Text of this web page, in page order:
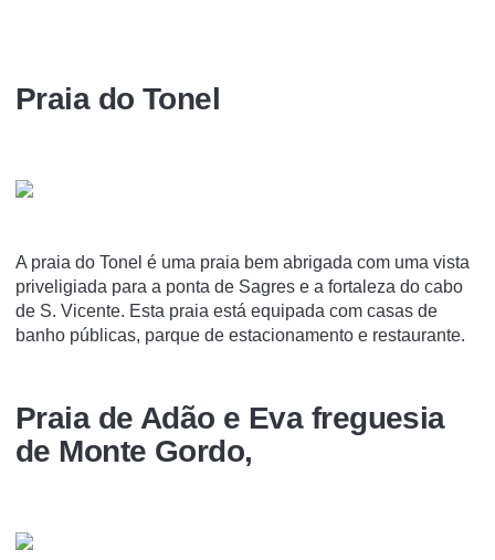
Praia do Tonel
A praia do Tonel é uma praia bem abrigada com uma vista
priveligiada para a ponta de Sagres e a fortaleza do cabo
de S. Vicente. Esta praia está equipada com casas de
banho públicas, parque de estacionamento e restaurante.
Praia de Adão e Eva freguesia
de Monte Gordo,